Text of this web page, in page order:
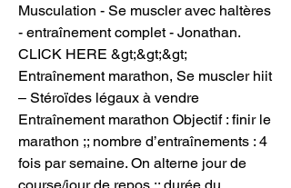
Musculation - Se muscler avec haltères
- entraînement complet - Jonathan.
CLICK HERE &gt;&gt;&gt;
Entraînement marathon, Se muscler hiit
– Stéroïdes légaux à vendre
Entraînement marathon Objectif : finir le
marathon ;; nombre d’entraînements : 4
fois par semaine. On alterne jour de
course/jour de repos ;; durée du